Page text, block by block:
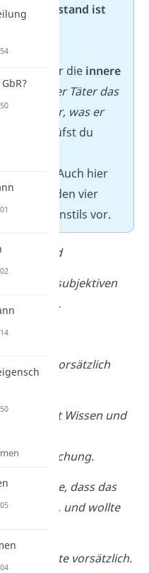
Tatbestand ist
prüfen wir die innere
:Wollte der Täter das
wusste er, was er
prüfst du
. Auch hier
nach den vier
Gutachtenstils vor.
Tatbestand
T den subjektiven
haben.
T müsste vorsätzlich
ist Wissen und
T wusste, dass das
O gehört, und wollte
T handelte vorsätzlich.